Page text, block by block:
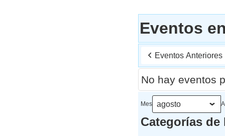
Eventos
Eventos Anteriores
No hay eventos
Mes
Categorías de